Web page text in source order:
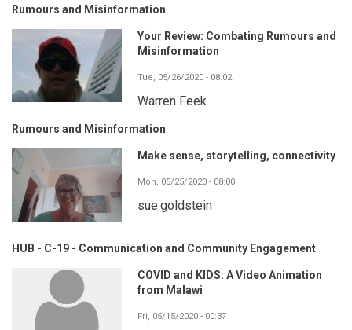
Rumours and Misinformation
Your Review: Combating Rumours and
Misinformation
Tue, 05/26/2020 - 08:02
Warren Feek
Rumours and Misinformation
Make sense, storytelling, connectivity
Mon, 05/25/2020 - 08:00
sue.goldstein
HUB - C-19 - Communication and Community Engagement
COVID and KIDS: A Video Animation
from Malawi
Fri, 05/15/2020 - 00:37